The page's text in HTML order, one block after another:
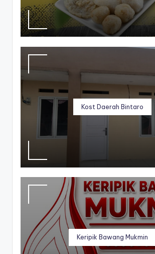
Kost Daerah Bintaro
Keripik Bawang Mukmin